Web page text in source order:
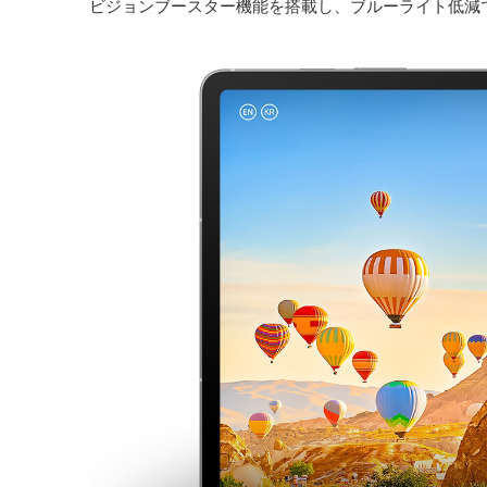
ビジョンブースター機能を搭載し、ブルーライト低